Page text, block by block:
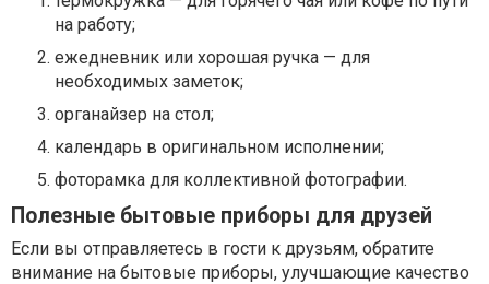
на работу;
ежедневник или хорошая ручка — для
необходимых заметок;
органайзер на стол;
календарь в оригинальном исполнении;
фоторамка для коллективной фотографии.
Полезные бытовые приборы для друзей
Если вы отправляетесь в гости к друзьям, обратите
внимание на бытовые приборы, улучшающие качество